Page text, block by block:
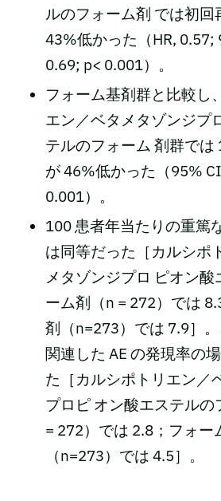
ルのフォーム剤 では初回
43%低かった（HR, 0.57;
0.69; p< 0.001）。
フォーム基剤群と比較し
エン／ベタメタゾンジプ
テルのフォーム 剤群では
が 46%低かった（95%
0.001）。
100 患者年当たりの重篤
は同等だった［カルシポ
メタゾンジプロ ピオン酸
ーム剤（n = 272）では
剤（n=273）では 7.9］
関連した AE の発現率の
た［カルシポトリエン／
プロピ オン酸エステルの
= 272）では 2.8；フォー
（n=273）では 4.5］。